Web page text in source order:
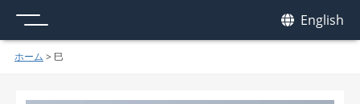
English
ホーム > 巳